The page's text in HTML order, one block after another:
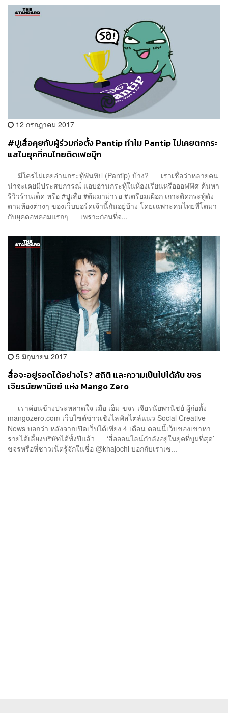
12 กรกฎาคม 2017
#ปูเสื่อคุยกับผู้ร่วมก่อตั้ง Pantip ทำไม Pantip ไม่เคยตกกระ
แสในยุคที่คนไทยติดเฟซบุ๊ก
มีใครไม่เคยอ่านกระทู้พันทิป (Pantip) บ้าง? เราเชื่อว่าหลายคน
น่าจะเคยมีประสบการณ์ แอบอ่านกระทู้ในห้องเรียนหรือออฟฟิศ ค้นหา
รีวิวร้านเด็ด หรือ #ปูเสื่อ #ต้มมาม่ารอ #เตรียมเผือก เกาะติดกระทู้ดัง
ตามห้องต่างๆ ของเว็บบอร์ดเจ้านี้กันอยู่บ้าง โดยเฉพาะคนไทยที่โตมา
กับยุคดอทคอมแรกๆ เพราะก่อนที่จ...
5 มิถุนายน 2017
สื่อจะอยู่รอดได้อย่างไร? สถิติ และความเป็นไปได้กับ ขจร
เจียรนัยพานิชย์ แห่ง Mango Zero
เราค่อนข้างประหลาดใจ เมื่อ เอ็ม-ขจร เจียรนัยพานิชย์ ผู้ก่อตั้ง
mangozero.com เว็บไซต์ข่าวเชิงไลฟ์สไตล์แนว Social Creative
News บอกว่า หลังจากเปิดเว็บได้เพียง 4 เดือน ตอนนี้เว็บของเขาหา
รายได้เลี้ยงบริษัทได้ทั้งปีแล้ว ‘สื่อออนไลน์กำลังอยู่ในยุคที่บูมที่สุด’
ขจรหรือที่ชาวเน็ตรู้จักในชื่อ @khajochi บอกกับเราเช...